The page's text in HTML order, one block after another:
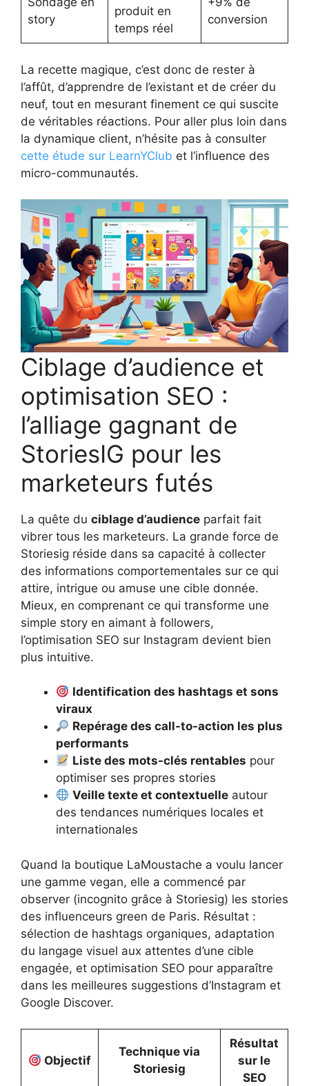
story
produit en
temps réel
conversion
La recette magique, c’est donc de rester à
l’affût, d’apprendre de l’existant et de créer du
neuf, tout en mesurant finement ce qui suscite
de véritables réactions. Pour aller plus loin dans
la dynamique client, n’hésite pas à consulter
cette étude sur LearnYClub et l’influence des
micro-communautés.
Ciblage d’audience et
optimisation SEO :
l’alliage gagnant de
StoriesIG pour les
marketeurs futés
La quête du ciblage d’audience parfait fait
vibrer tous les marketeurs. La grande force de
Storiesig réside dans sa capacité à collecter
des informations comportementales sur ce qui
attire, intrigue ou amuse une cible donnée.
Mieux, en comprenant ce qui transforme une
simple story en aimant à followers,
l’optimisation SEO sur Instagram devient bien
plus intuitive.
Identification des hashtags et sons
viraux
Repérage des call-to-action les plus
performants
Liste des mots-clés rentables pour
optimiser ses propres stories
Veille texte et contextuelle autour
des tendances numériques locales et
internationales
Quand la boutique LaMoustache a voulu lancer
une gamme vegan, elle a commencé par
observer (incognito grâce à Storiesig) les stories
des influenceurs green de Paris. Résultat :
sélection de hashtags organiques, adaptation
du langage visuel aux attentes d’une cible
engagée, et optimisation SEO pour apparaître
dans les meilleures suggestions d’Instagram et
Google Discover.
Objectif
Technique via
Storiesig
Résultat
sur le
SEO